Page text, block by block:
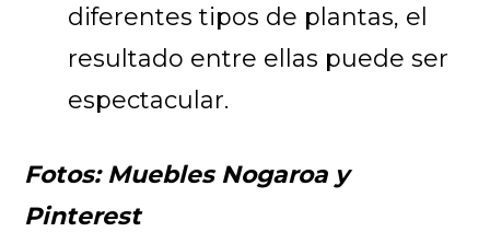
diferentes tipos de plantas, el
resultado entre ellas puede ser
espectacular.
Fotos: Muebles Nogaroa y
Pinterest